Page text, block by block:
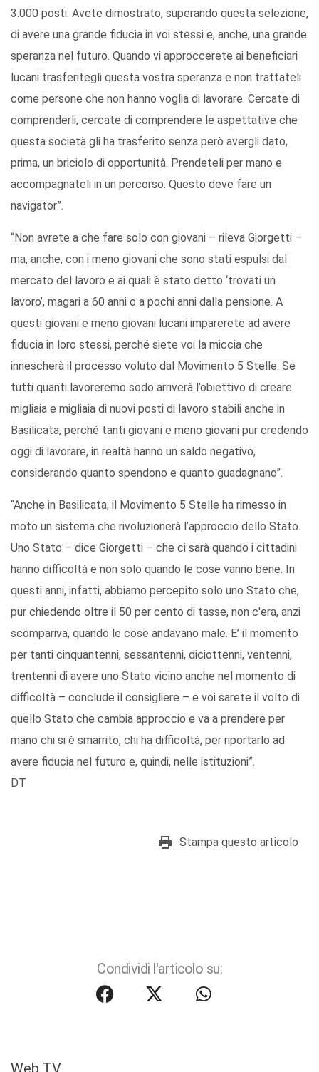
3.000 posti. Avete dimostrato, superando questa selezione,
di avere una grande fiducia in voi stessi e, anche, una grande
speranza nel futuro. Quando vi approccerete ai beneficiari
lucani trasferitegli questa vostra speranza e non trattateli
come persone che non hanno voglia di lavorare. Cercate di
comprenderli, cercate di comprendere le aspettative che
questa società gli ha trasferito senza però avergli dato,
prima, un briciolo di opportunità. Prendeteli per mano e
accompagnateli in un percorso. Questo deve fare un
navigator”.
“Non avrete a che fare solo con giovani – rileva Giorgetti –
ma, anche, con i meno giovani che sono stati espulsi dal
mercato del lavoro e ai quali è stato detto ‘trovati un
lavoro’, magari a 60 anni o a pochi anni dalla pensione. A
questi giovani e meno giovani lucani imparerete ad avere
fiducia in loro stessi, perché siete voi la miccia che
innescherà il processo voluto dal Movimento 5 Stelle. Se
tutti quanti lavoreremo sodo arriverà l’obiettivo di creare
migliaia e migliaia di nuovi posti di lavoro stabili anche in
Basilicata, perché tanti giovani e meno giovani pur credendo
oggi di lavorare, in realtà hanno un saldo negativo,
considerando quanto spendono e quanto guadagnano”.
“Anche in Basilicata, il Movimento 5 Stelle ha rimesso in
moto un sistema che rivoluzionerà l’approccio dello Stato.
Uno Stato – dice Giorgetti – che ci sarà quando i cittadini
hanno difficoltà e non solo quando le cose vanno bene. In
questi anni, infatti, abbiamo percepito solo uno Stato che,
pur chiedendo oltre il 50 per cento di tasse, non c'era, anzi
scompariva, quando le cose andavano male. E’ il momento
per tanti cinquantenni, sessantenni, diciottenni, ventenni,
trentenni di avere uno Stato vicino anche nel momento di
difficoltà – conclude il consigliere – e voi sarete il volto di
quello Stato che cambia approccio e va a prendere per
mano chi si è smarrito, chi ha difficoltà, per riportarlo ad
avere fiducia nel futuro e, quindi, nelle istituzioni”.
DT
Stampa questo articolo
Condividi l'articolo su: